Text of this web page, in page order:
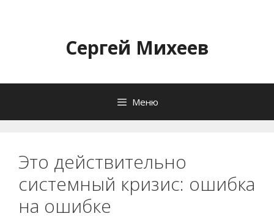
содержимомуСергей Михеев
Меню
Это действительно
системный кризис: ошибка
на ошибке